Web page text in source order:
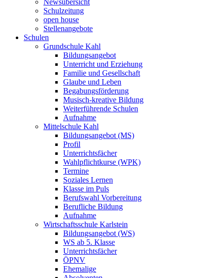
Newsübersicht
Schulzeitung
open house
Stellenangebote
Schulen
Grundschule Kahl
Bildungsangebot
Unterricht und Erziehung
Familie und Gesellschaft
Glaube und Leben
Begabungsförderung
Musisch-kreative Bildung
Weiterführende Schulen
Aufnahme
Mittelschule Kahl
Bildungsangebot (MS)
Profil
Unterrichtsfächer
Wahlpflichtkurse (WPK)
Termine
Soziales Lernen
Klasse im Puls
Berufswahl Vorbereitung
Berufliche Bildung
Aufnahme
Wirtschaftsschule Karlstein
Bildungsangebot (WS)
WS ab 5. Klasse
Unterrichtsfächer
ÖPNV
Ehemalige